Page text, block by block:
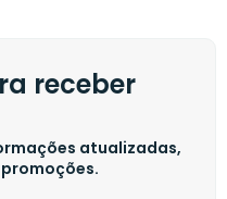
receber
atualizadas,